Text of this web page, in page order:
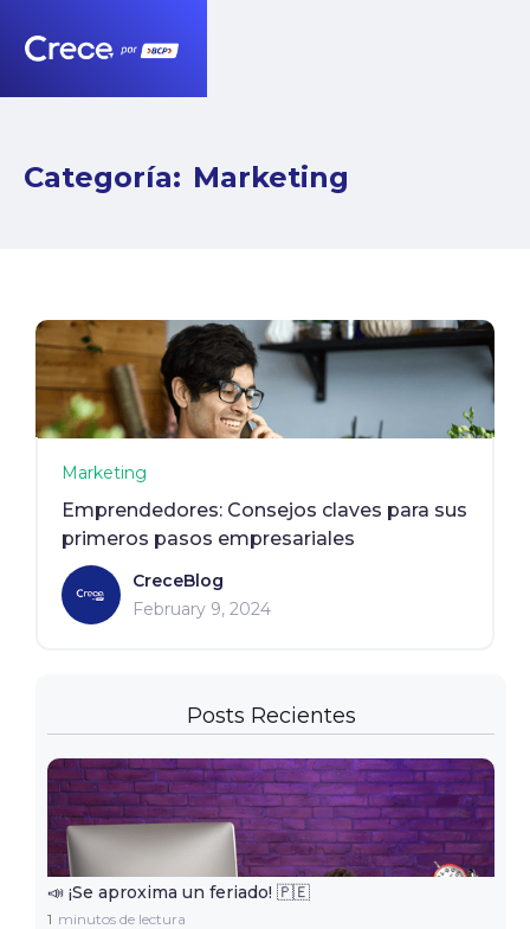
Categoría: Marketing
Marketing
Emprendedores: Consejos claves para sus
primeros pasos empresariales
CreceBlog
February 9, 2024
Posts Recientes
📣 ¡Se aproxima un feriado! 🇵🇪
1 minutos de lectura